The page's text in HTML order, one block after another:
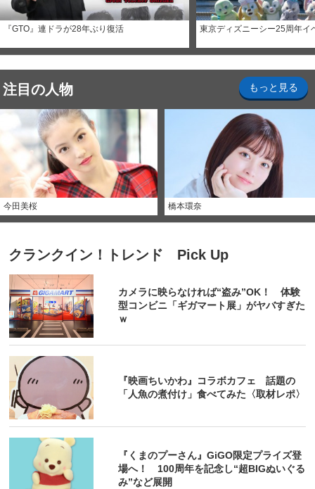
『GTO』連ドラが28年ぶり復活 東京ディズニーシー25周年イ
注目の人物 もっと見る
今田美桜 橋本環奈
クランクイン！トレンド Pick Up
カメラに映らなければ“盗み”OK！ 体験
型コンビニ「ギガマート展」がヤバすぎた
ｗ
『映画ちいかわ』コラボカフェ 話題の
「人魚の煮付け」食べてみた〈取材レポ〉
『くまのプーさん』GiGO限定プライズ登
場へ！ 100周年を記念し“超BIGぬいぐる
み”など展開